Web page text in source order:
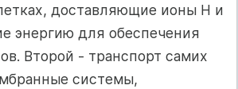
доставляющие ионы H и
энергию для обеспечения
Второй - транспорт самих
системы,